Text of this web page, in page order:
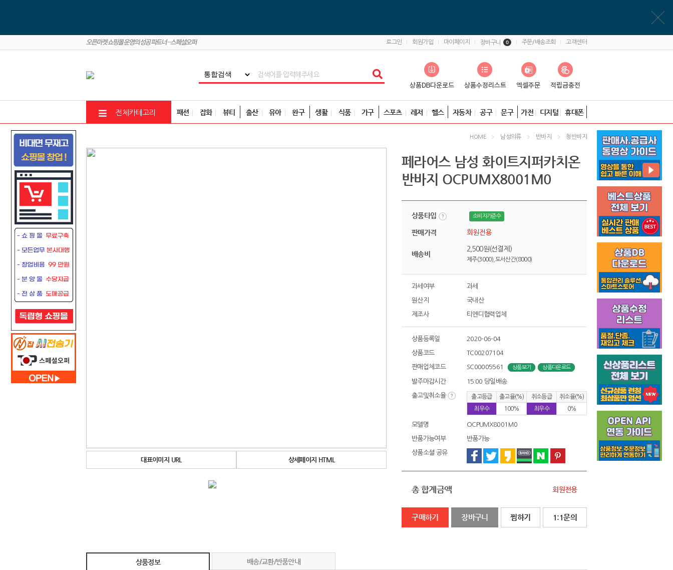
로그인 회원가입 마이페이지 장바구니 0 주문/배송조회 고객센터
전체카테고리 패션 잡화 뷰티 출산 유아 완구 생활 식품 가구 스포츠 레저 헬스 자동차 공구 문구 가전 디지털 휴대폰
HOME 남성의류 반바지 청반바지
대표이미지 URL 상세페이지 HTML
페라어스 남성 화이트지퍼카치온
반바지 OCPUMX8001M0
상품타입 소비자가준수
판매가격 회원전용
배송비
2,500원(선결제)
제주(3000),도서산간(8000)
과세여부 과세
원산지 국내산
제조사 티엔디협력업체
상품등록일 2020-06-04
상품코드 TC00207104
판매업체코드 SC00005561 상품보기 상품다운로드
발주마감시간 15:00 당일배송
출고및취소율 출고등급 출고율(%) 취소등급
취소율(%)
최우수
100% 최우수 0%
모델명 OCPUMX8001M0
반품가능여부 반품가능
상품소셜 공유
총 합계금액 회원전용
구매하기 장바구니 찜하기 1:1문의
상품정보 배송/교환/반품안내